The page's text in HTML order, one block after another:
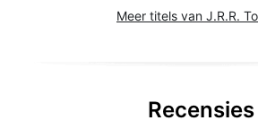
Meer titels van J.R.R.
Recensies